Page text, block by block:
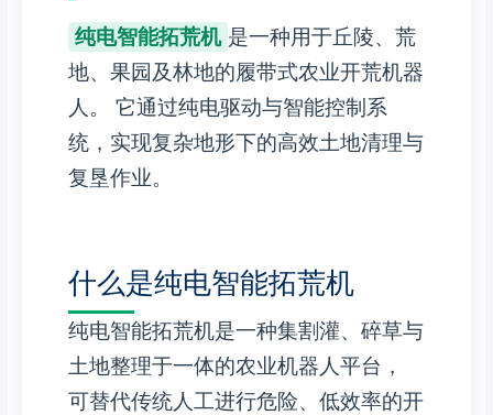
纯电智能拓荒机 是一种用于丘陵、荒
地、果园及林地的履带式农业开荒机器
人。 它通过纯电驱动与智能控制系
统，实现复杂地形下的高效土地清理与
复垦作业。
什么是纯电智能拓荒机
纯电智能拓荒机是一种集割灌、碎草与
土地整理于一体的农业机器人平台，
可替代传统人工进行危险、低效率的开